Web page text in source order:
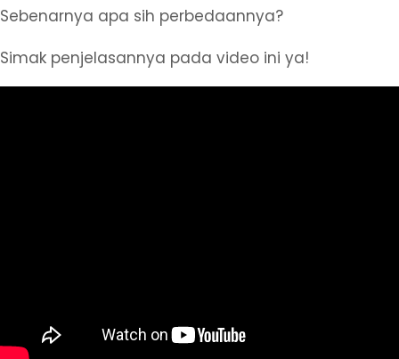
Sebenarnya apa sih perbedaannya?
Simak penjelasannya pada video ini ya!